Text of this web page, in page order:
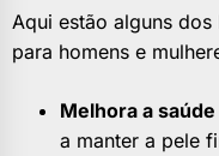
Aqui estão alguns
para homens e
Melhora a
a manter a pele